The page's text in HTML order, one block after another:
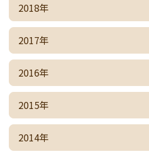
2018年
2017年
2016年
2015年
2014年